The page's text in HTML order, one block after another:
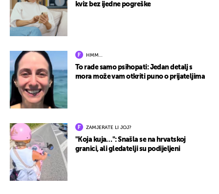
kviz bez ijedne pogreške
HMM…
To rade samo psihopati: Jedan detalj s
mora može vam otkriti puno o prijateljima
ZAMJERATE LI JOJ?
"Koja kuja…": Snašla se na hrvatskoj
granici, ali gledatelji su podijeljeni